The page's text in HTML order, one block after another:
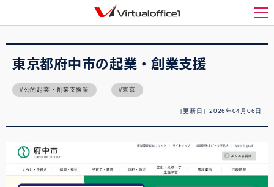
メ
バーチャルオフィス1(Virtualoffice1)
東京都府中市の起業・創業支援
公的起業・創業支援策 東京
［更新日］2026年04月06日